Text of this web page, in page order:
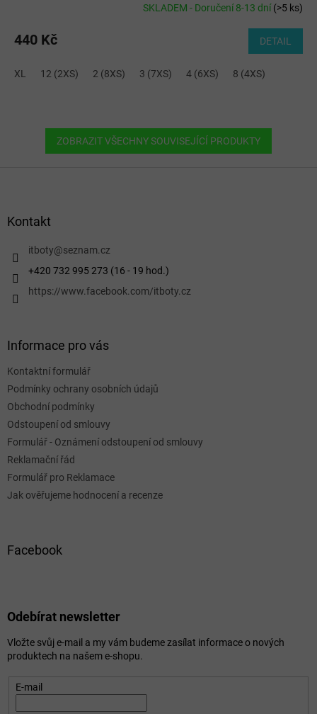
SKLADEM - Doručení 8-13 dní(>5 ks)
440 Kč DETAIL
XL 12 (2XS) 2 (8XS) 3 (7XS) 4 (6XS) 8 (4XS)
ZOBRAZIT VŠECHNY SOUVISEJÍCÍ PRODUKTY
Kontakt
itboty@seznam.cz
+420 732 995 273 (16 - 19 hod.)
https://www.facebook.com/itboty.cz
Informace pro vás
Kontaktní formulář
Podmínky ochrany osobních údajů
Obchodní podmínky
Odstoupení od smlouvy
Formulář - Oznámení odstoupení od smlouvy
Reklamační řád
Formulář pro Reklamace
Jak ověřujeme hodnocení a recenze
Facebook
Odebírat newsletter
Vložte svůj e-mail a my vám budeme zasílat informace o nových
produktech na našem e-shopu.
E-mail